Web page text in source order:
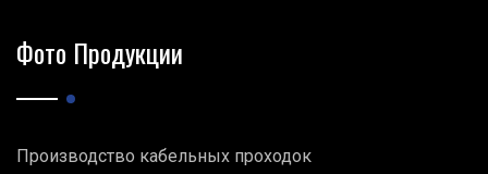
Фото Продукции
Производство кабельных проходок